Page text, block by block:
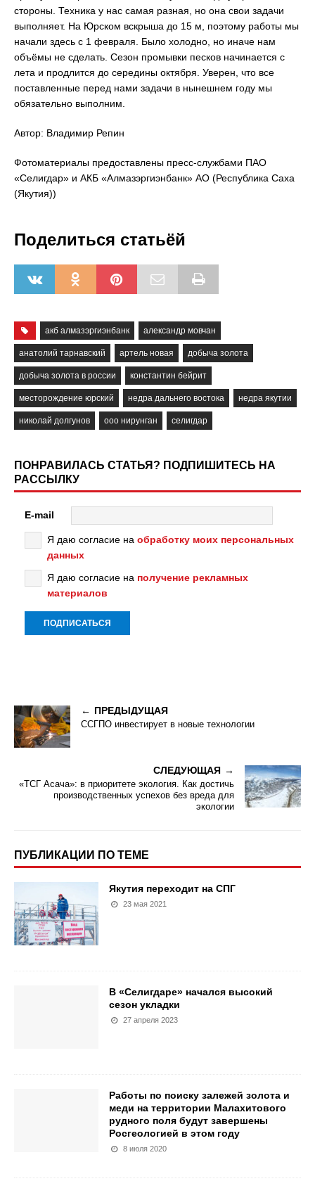
стороны. Техника у нас самая разная, но она свои задачи
выполняет. На Юрском вскрыша до 15 м, поэтому работы мы
начали здесь с 1 февраля. Было холодно, но иначе нам
объёмы не сделать. Сезон промывки песков начинается с
лета и продлится до середины октября. Уверен, что все
поставленные перед нами задачи в нынешнем году мы
обязательно выполним.
Автор: Владимир Репин
Фотоматериалы предоставлены пресс-службами ПАО
«Селигдар» и АКБ «Алмазэргиэнбанк» АО (Республика Саха
(Якутия))
Поделиться статьёй
акб алмазэргиэнбанк александр мовчан
анатолий тарнавский артель новая добыча золота
добыча золота в россии константин бейрит
месторождение юрский недра дальнего востока недра якутии
николай долгунов ооо нирунган селигдар
ПОНРАВИЛАСЬ СТАТЬЯ? ПОДПИШИТЕСЬ НА
РАССЫЛКУ
E-mail
Я даю согласие на обработку моих персональных
данных
Я даю согласие на получение рекламных
материалов
ПРЕДЫДУЩАЯ
ССГПО инвестирует в новые технологии
СЛЕДУЮЩАЯ
«ТСГ Асача»: в приоритете экология. Как достичь
производственных успехов без вреда для
экологии
ПУБЛИКАЦИИ ПО ТЕМЕ
Якутия переходит на СПГ
23 мая 2021
В «Селигдаре» начался высокий
сезон укладки
27 апреля 2023
Работы по поиску залежей золота и
меди на территории Малахитового
рудного поля будут завершены
Росгеологией в этом году
8 июля 2020